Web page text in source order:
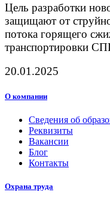
Цель разработки
защищают от
потока горящего
транспортировки
20.01.2025
О компании
Сведения об
Реквизиты
Вакансии
Блог
Контакты
Охрана труда